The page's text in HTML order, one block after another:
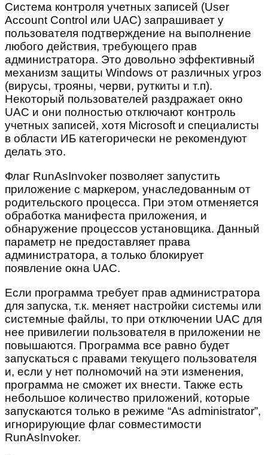
Система контроля учетных записей (User
Account Control или UAC) запрашивает у
пользователя подтверждение на выполнение
любого действия, требующего прав
администратора. Это довольно эффективный
механизм защиты Windows от различных угроз
(вирусы, трояны, черви, руткиты и т.п).
Некоторый пользователей раздражает окно
UAC и они полностью отключают контроль
учетных записей, хотя Microsoft и специалисты
в области ИБ категорически не рекомендуют
делать это.
Флаг RunAsInvoker позволяет запустить
приложение с маркером, унаследованным от
родительского процесса. При этом отменяется
обработка манифеста приложения, и
обнаружение процессов установщика. Данный
параметр не предоставляет права
администратора, а только блокирует
появление окна UAC.
Если программа требует прав администратора
для запуска, т.к. меняет настройки системы или
системные файлы, то при отключении UAC для
нее привилегии пользователя в приложении не
повышаются. Программа все равно будет
запускаться с правами текущего пользователя
и, если у нет полномочий на эти изменения,
программа не сможет их внести. Также есть
небольшое количество приложений, которые
запускаются только в режиме “As administrator”,
игнорирующие флаг совместимости
RunAsInvoker.